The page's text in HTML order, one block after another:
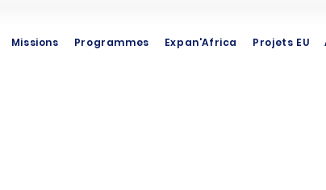
Missions Programmes Expan'Africa Projets EU